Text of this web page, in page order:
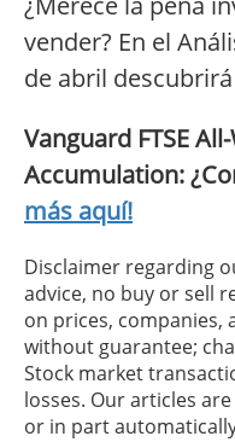
vender? En el
de abril
Vanguard FTSE
Accumulation:
más aquí!
Disclaimer regarding
advice, no buy or sell
on prices, companies,
without guarantee;
Stock market
losses. Our articles
or in part